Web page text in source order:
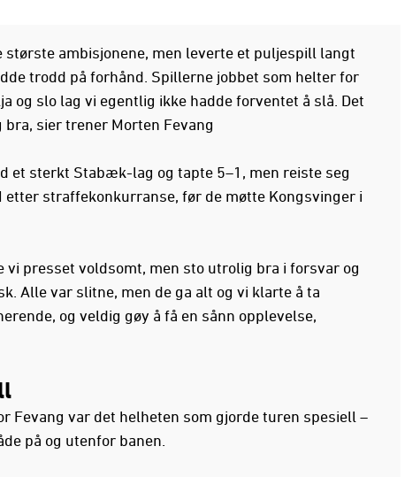
største ambisjonene, men leverte et puljespill langt
trodd på forhånd. Spillerne jobbet som helter for
og slo lag vi egentlig ikke hadde forventet å slå. Det
sier trener Morten Fevang
et sterkt Stabæk-lag og tapte 5–1, men reiste seg
etter straffekonkurranse, før de møtte Kongsvinger i
vi presset voldsomt, men sto utrolig bra i forsvar og
Alle var slitne, men de ga alt og vi klarte å ta
og veldig gøy å få en sånn opplevelse,
Fevang var det helheten som gjorde turen spesiell –
på og utenfor banen.